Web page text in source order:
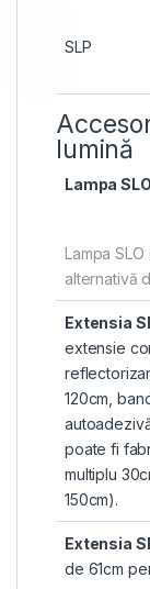
SLP
lumină
Lampa SLO
Lampa
alternativă
Extensia
extensie
120cm,
poate fi
multiplu
150cm).
Extensia
de 61cm